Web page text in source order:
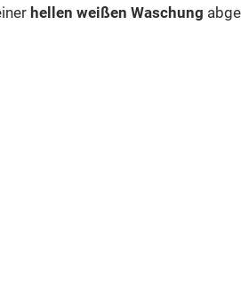
hellen weißen Waschung